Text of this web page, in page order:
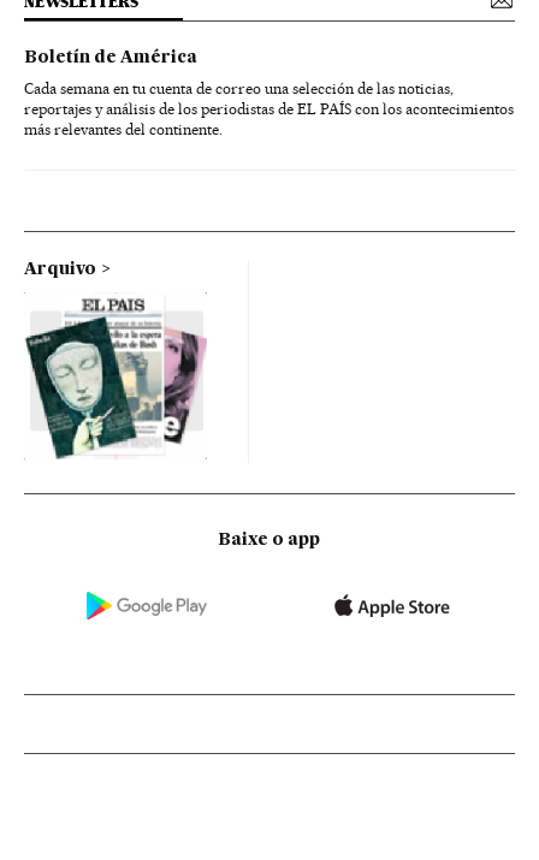
Boletín de América
Cada semana en tu cuenta de correo una selección de las noticias,
reportajes y análisis de los periodistas de EL PAÍS con los acontecimientos
más relevantes del continente.
Arquivo
Baixe o app